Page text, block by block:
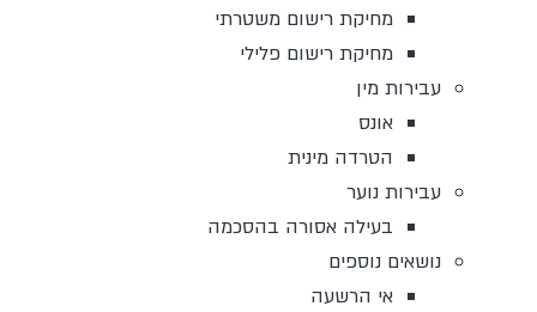
מחיקת רישום משטרתי
מחיקת רישום פלילי
עבירות מין
אונס
הטרדה מינית
עבירות נוער
בעילה אסורה בהסכמה
נושאים נוספים
אי הרשעה